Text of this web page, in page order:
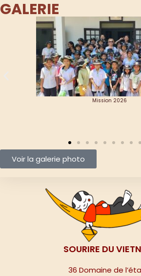
GALERIE
Voir la galerie photo
SOURIRE DU
36 Domaine de